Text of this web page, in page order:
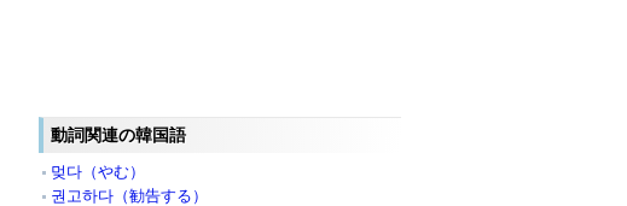
動詞関連の韓国語
멎다（やむ）
권고하다（勧告する）